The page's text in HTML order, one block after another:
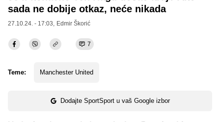
sada ne dobije otkaz, neće nikada
27.10.24. - 17:03, Edmir Škorić
7
Teme: Manchester United
Dodajte SportSport u vaš Google izbor